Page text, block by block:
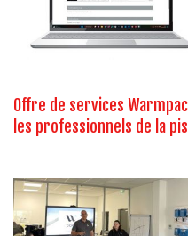
Offre de services
les professionnels de la